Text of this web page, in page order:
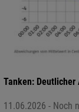
Tanken:
11.06.2026 - Noch